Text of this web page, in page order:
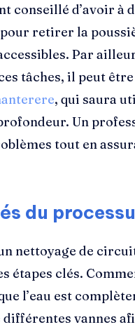
conseillé d’avoir à
retirer la
Par
tâches, il peut
, qui saura
Un
tout en
du
nettoyage de
étapes clés.
l’eau est
vannes